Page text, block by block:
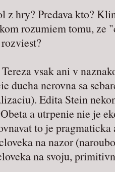
z hry? Predava kto?
rozumiem tomu, ze
vsak ani v
ducha nerovna sa
Edita Stein
a utrpenie nie je
to je pragmaticka
na nazor
na svoju,